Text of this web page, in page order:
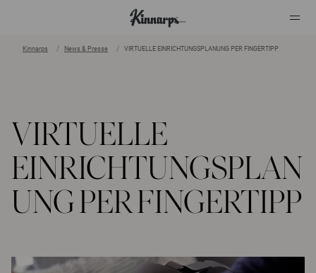
Kinnarps News & Presse VIRTUELLE EINRICHTUNGSPLANUNG PER FINGERTIPP
VIRTUELLE
EINRICHTUNGSPLAN
UNG PER FINGERTIPP